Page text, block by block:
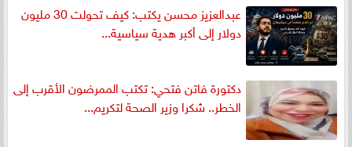
عبدالعزيز محسن يكتب: كيف تحولت 30 مليون
دولار إلى أكبر هدية سياسية...
دكتورة فاتن فتحي: تكتب الممرضون الأقرب إلى
الخطر.. شكرا وزير الصحة لتكريم...